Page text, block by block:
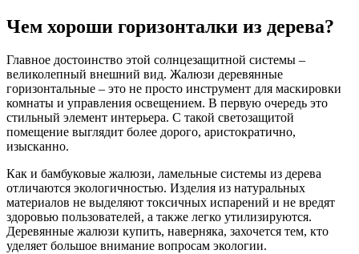
Чем хороши горизонталки из дерева?
Главное достоинство этой солнцезащитной системы –
великолепный внешний вид. Жалюзи деревянные
горизонтальные – это не просто инструмент для маскировки
комнаты и управления освещением. В первую очередь это
стильный элемент интерьера. С такой светозащитой
помещение выглядит более дорого, аристократично,
изысканно.
Как и бамбуковые жалюзи, ламельные системы из дерева
отличаются экологичностью. Изделия из натуральных
материалов не выделяют токсичных испарений и не вредят
здоровью пользователей, а также легко утилизируются.
Деревянные жалюзи купить, наверняка, захочется тем, кто
уделяет большое внимание вопросам экологии.